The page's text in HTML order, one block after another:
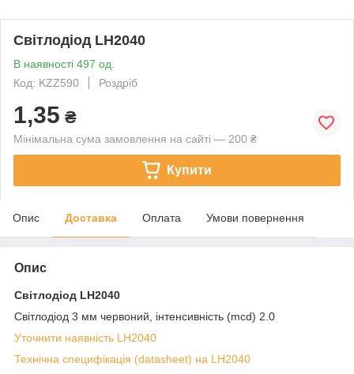
Світлодіод LH2040
В наявності 497 од.
Код: KZZ590
Роздріб
1,35 ₴
Мінімальна сума замовлення на сайті — 200 ₴
Купити
Опис Доставка Оплата Умови повернення
Опис
Світлодіод LH2040
Світлодіод 3 мм червоний, інтенсивність (mcd) 2.0
Уточнити наявність LH2040
Технічна специфікація (datasheet) на LH2040